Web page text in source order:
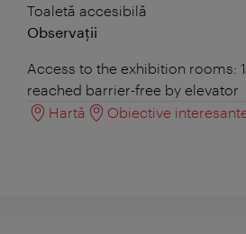
Toaletă accesibilă
Observații
Access to the exhibition rooms:
reached barrier-free by elevator
Hartă
Obiective